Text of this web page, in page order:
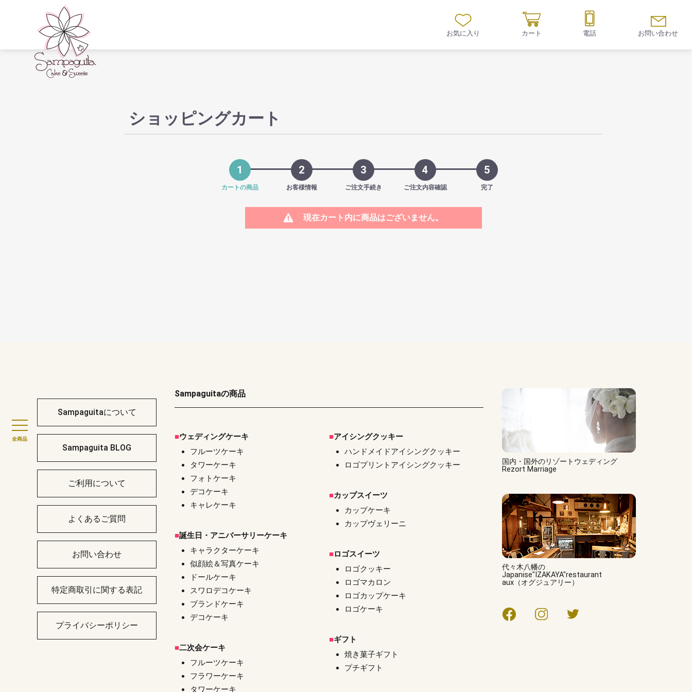
全商品
お気に入り カート 電話 お問い合わせ
ショッピングカート
1
カートの商品
2
お客様情報
3
ご注文手続き
4
ご注文内容確認
5
完了
現在カート内に商品はございません。
Sampaguitaについて
Sampaguita BLOG
ご利用について
よくあるご質問
お問い合わせ
特定商取引に関する表記
プライバシーポリシー
Sampaguitaの商品
ウェディングケーキ
フルーツケーキ
タワーケーキ
フォトケーキ
デコケーキ
キャレケーキ
誕生日・アニバーサリーケーキ
キャラクターケーキ
似顔絵＆写真ケーキ
ドールケーキ
スワロデコケーキ
ブランドケーキ
デコケーキ
二次会ケーキ
フルーツケーキ
フラワーケーキ
タワーケーキ
アイシングクッキー
ハンドメイドアイシングクッキー
ロゴプリントアイシングクッキー
カップスイーツ
カップケーキ
カップヴェリーニ
ロゴスイーツ
ロゴクッキー
ロゴマカロン
ロゴカップケーキ
ロゴケーキ
ギフト
焼き菓子ギフト
プチギフト
国内・国外のリゾートウェディング
Rezort Marriage
代々木八幡の
Japanise"IZAKAYA"restaurant
aux（オグジュアリー）